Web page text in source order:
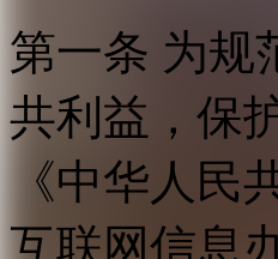
第一条 为规
共利益，保
《中华人
互联网信息